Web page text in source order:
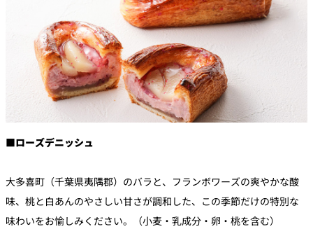
■ローズデニッシュ
大多喜町（千葉県夷隅郡）のバラと、フランボワーズの爽やかな酸
味、桃と白あんのやさしい甘さが調和した、この季節だけの特別な
味わいをお愉しみください。（小麦・乳成分・卵・桃を含む）